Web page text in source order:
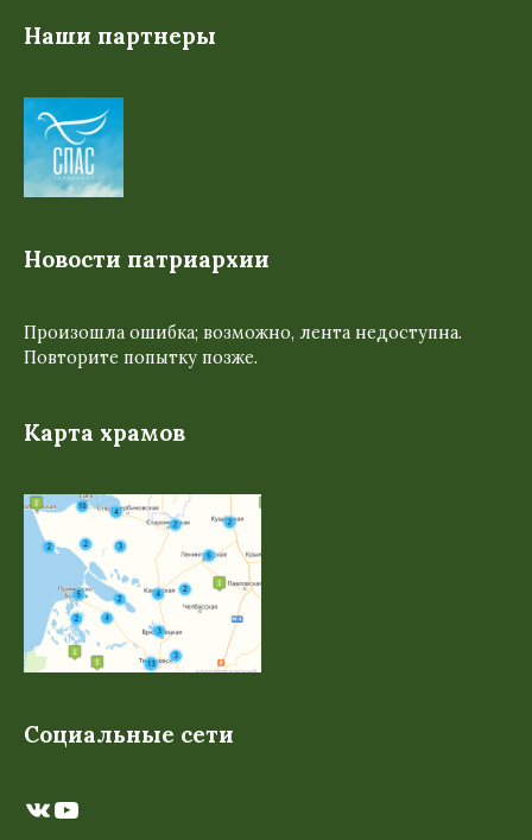
Наши партнеры
Новости патриархии
Произошла ошибка; возможно, лента недоступна.
Повторите попытку позже.
Карта храмов
Социальные сети
ВКонтакте
YouTube